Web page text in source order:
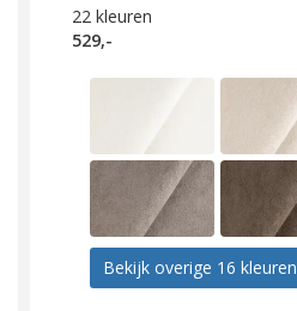
22 kleuren
529,-
Bekijk overige 16 kleuren